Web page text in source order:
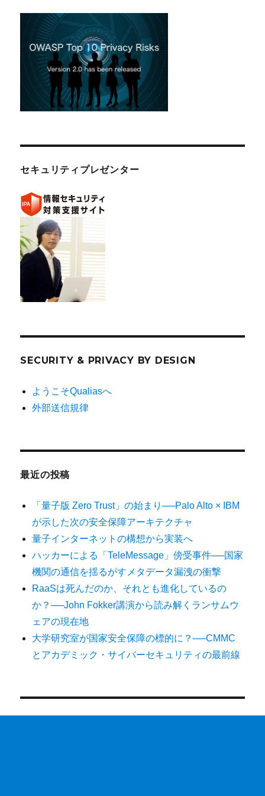
セキュリティプレゼンター
SECURITY & PRIVACY BY DESIGN
ようこそQualiasへ
外部送信規律
最近の投稿
「量子版 Zero Trust」の始まり──Palo Alto × IBM
が示した次の安全保障アーキテクチャ
量子インターネットの構想から実装へ
ハッカーによる「TeleMessage」傍受事件──国家
機関の通信を揺るがすメタデータ漏洩の衝撃
RaaSは死んだのか、それとも進化しているの
か？──John Fokker講演から読み解くランサムウ
ェアの現在地
大学研究室が国家安全保障の標的に？──CMMC
とアカデミック・サイバーセキュリティの最前線